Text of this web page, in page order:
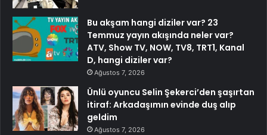
Bu akşam hangi diziler var? 23
Temmuz yayın akışında neler var?
ATV, Show TV, NOW, TV8, TRT1, Kanal
D, hangi diziler var?
Ağustos 7, 2026
Ünlü oyuncu Selin Şekerci’den şaşırtan
itiraf: Arkadaşımın evinde duş alıp
geldim
Ağustos 7, 2026